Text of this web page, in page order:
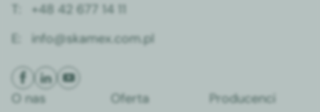
T:
+48 42 677 14 11
E:
info@skamex.com.pl
O nas Oferta
Producenci